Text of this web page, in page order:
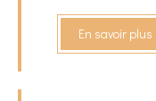
En savoir plus